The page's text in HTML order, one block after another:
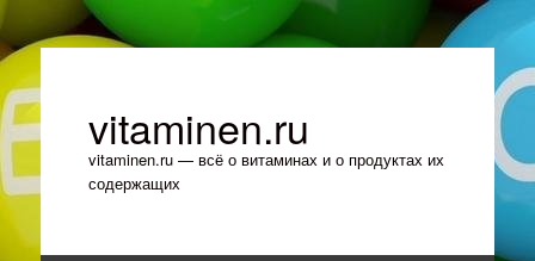
vitaminen.ru
vitaminen.ru — всё о витаминах и о продуктах их
содержащих